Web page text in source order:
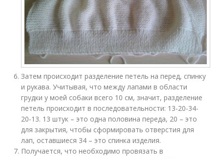
Затем происходит разделение петель на перед, спинку
и рукава. Учитывая, что между лапами в области
грудки у моей собаки всего 10 см, значит, разделение
петель происходит в последовательности: 13-20-34-
20-13. 13 штук – это одна половина переда, 20 – это
для закрытия, чтобы сформировать отверстия для
лап, оставшиеся 34 – это спинка изделия.
Получается, что необходимо провязать в